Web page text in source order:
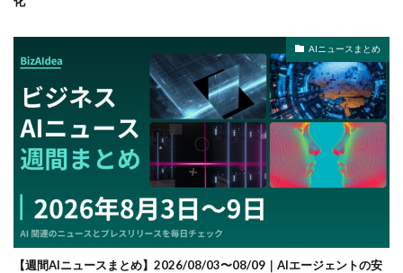
AIニュースまとめ
【週間AIニュースまとめ】2026/08/03〜08/09｜AIエージェントの安